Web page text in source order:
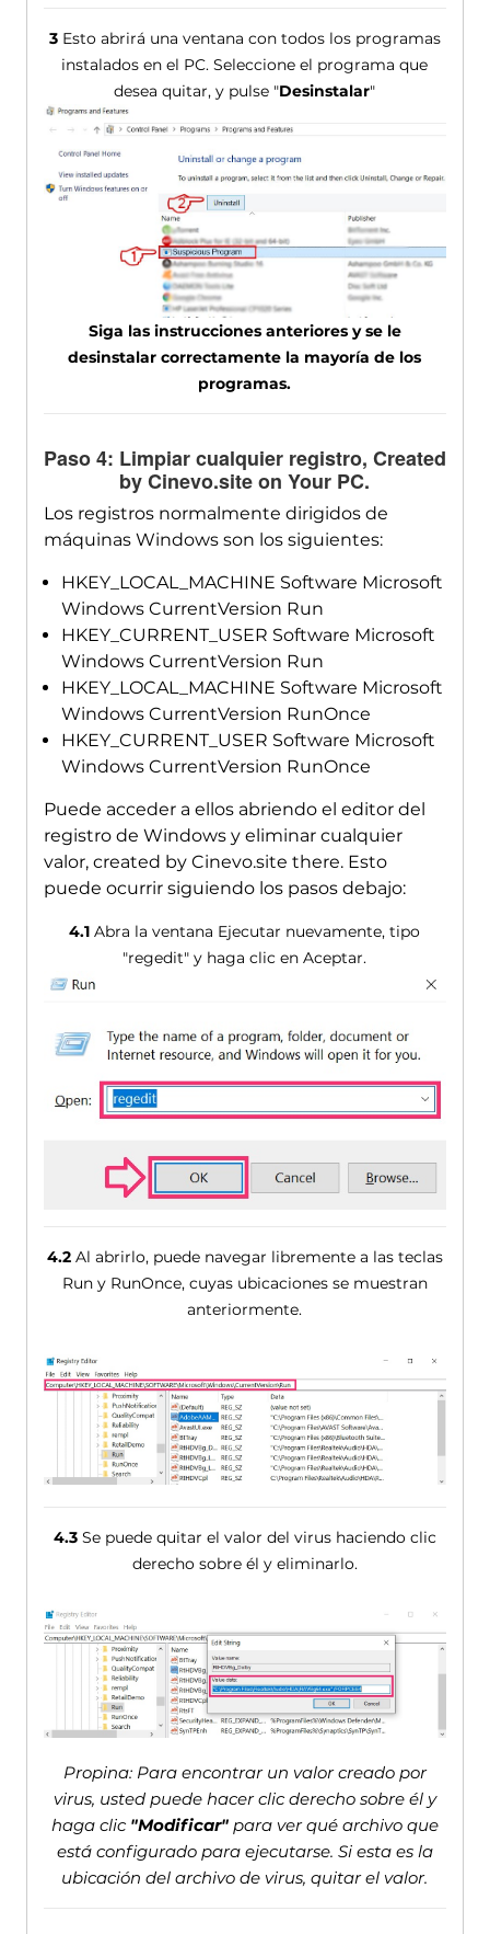
3Esto abrirá una ventana con todos los programas
instalados en el PC. Seleccione el programa que
desea quitar, y pulse "Desinstalar"
Siga las instrucciones anteriores y se le
desinstalar correctamente la mayoría de los
programas.
Paso 4: Limpiar cualquier registro, Created
by Cinevo.site on Your PC.
Los registros normalmente dirigidos de
máquinas Windows son los siguientes:
HKEY_LOCAL_MACHINE Software Microsoft
Windows CurrentVersion Run
HKEY_CURRENT_USER Software Microsoft
Windows CurrentVersion Run
HKEY_LOCAL_MACHINE Software Microsoft
Windows CurrentVersion RunOnce
HKEY_CURRENT_USER Software Microsoft
Windows CurrentVersion RunOnce
Puede acceder a ellos abriendo el editor del
registro de Windows y eliminar cualquier
valor, created by Cinevo.site there. Esto
puede ocurrir siguiendo los pasos debajo:
4.1 Abra la ventana Ejecutar nuevamente, tipo
"regedit" y haga clic en Aceptar.
4.2Al abrirlo, puede navegar libremente a las teclas
Run y ​​RunOnce, cuyas ubicaciones se muestran
anteriormente.
4.3Se puede quitar el valor del virus haciendo clic
derecho sobre él y eliminarlo.
Propina: Para encontrar un valor creado por
virus, usted puede hacer clic derecho sobre él y
haga clic "Modificar"para ver qué archivo que
está configurado para ejecutarse. Si esta es la
ubicación del archivo de virus, quitar el valor.